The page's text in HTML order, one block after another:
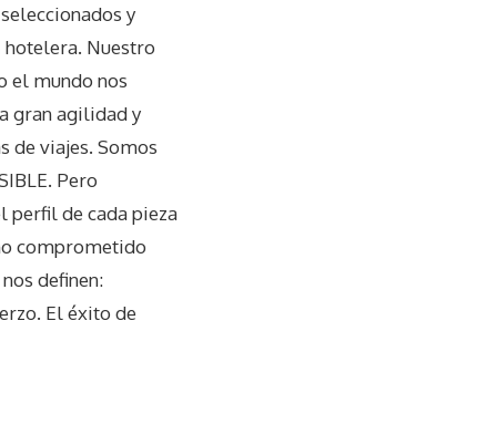
y
hotelera. Nuestro
el mundo nos
gran agilidad y
de viajes. Somos
Pero
perfil de cada pieza
comprometido
definen:
El éxito de